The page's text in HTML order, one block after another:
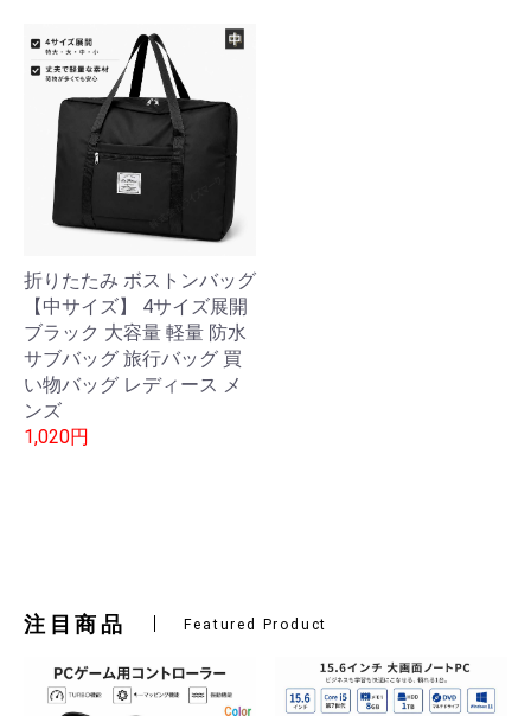
折りたたみ ボストンバッグ
【中サイズ】 4サイズ展開
ブラック 大容量 軽量 防水
サブバッグ 旅行バッグ 買
い物バッグ レディース メ
ンズ
1,020円
注目商品 Featured Product